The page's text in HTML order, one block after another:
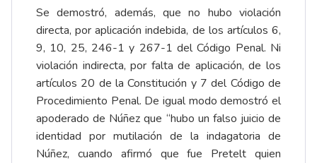
Se demostró, además, que no hubo violación
directa, por aplicación indebida, de los artículos 6,
9, 10, 25, 246-1 y 267-1 del Código Penal. Ni
violación indirecta, por falta de aplicación, de los
artículos 20 de la Constitución y 7 del Código de
Procedimiento Penal. De igual modo demostró el
apoderado de Núñez que “hubo un falso juicio de
identidad por mutilación de la indagatoria de
Núñez, cuando afirmó que fue Pretelt quien